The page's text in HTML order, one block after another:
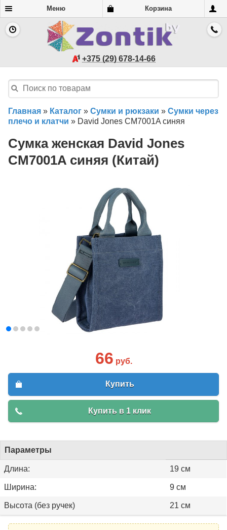
Меню Корзина
+375 (29) 678-14-66
Главная » Каталог » Сумки и рюкзаки » Сумки через
плечо и клатчи » David Jones CM7001A синяя
Сумка женская David Jones
CM7001A синяя (Китай)
66 руб.
Купить
Купить в 1 клик
Параметры
Длина: 19 см
Ширина: 9 см
Высота (без ручек) 21 см